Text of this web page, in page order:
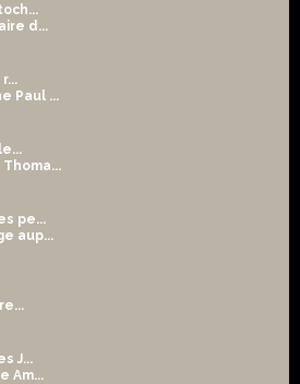
d...
Paul ...
pe...
aup...
J...
Am...